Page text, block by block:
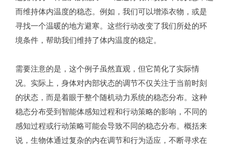
而维持体内温度的稳态。例如，我们可以增添衣物，或是
寻找一个温暖的地方避寒。这些行动改变了我们所处的环
境条件，帮助我们维持了体内温度的稳定。
需要注意的是，这个例子虽然直观，但它简化了实际情
况。实际上，身体对内部状态的调节不仅关注于当前时刻
的状态，而是着眼于整个随机动力系统的稳态分布。这种
稳态分布受到智能体感知过程和行动策略的影响，不同的
感知过程或行动策略可能会导致不同的稳态分布。概括来
说，生物体通过复杂的内在调节和行为适应，不断寻求在